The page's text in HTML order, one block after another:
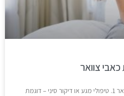
צוואר
שמונה כללים למניעת כאבי צוואר 1. טיפולי מגע או דיקור סיני – דוגמת